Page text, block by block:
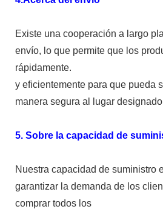
Existe una cooperación a largo
envío, lo que permite que los
rápidamente.
y eficientemente para que pueda
manera segura al lugar
5. Sobre la capacidad de
Nuestra capacidad de suministro
garantizar la demanda de los
comprar todos los